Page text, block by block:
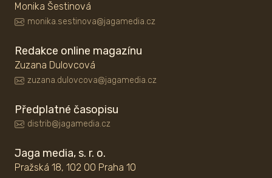
Monika Šestinová
monika.sestinova@jagamedia.cz
Redakce online magazínu
Zuzana Dulovcová
zuzana.dulovcova@jagamedia.cz
Předplatné časopisu
distrib@jagamedia.cz
Jaga media, s. r. o.
Pražská 18, 102 00 Praha 10